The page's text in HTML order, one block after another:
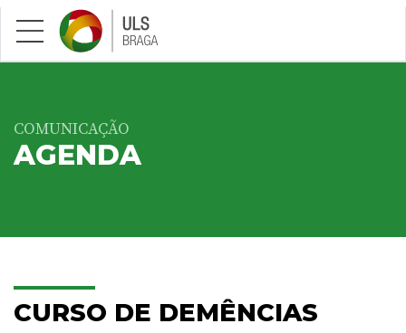
Saltar para conteúdo principal
COMUNICAÇÃO
AGENDA
CURSO DE DEMÊNCIAS